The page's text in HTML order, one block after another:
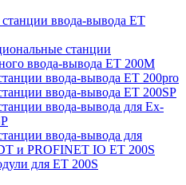
ввода-вывода ET
станции
ввода-вывода ET 200M
ввода-вывода ET 200pro
ввода-вывода ET 200SP
ввода-вывода для Ex-
ввода-вывода для
и PROFINET IO ET 200S
для ET 200S